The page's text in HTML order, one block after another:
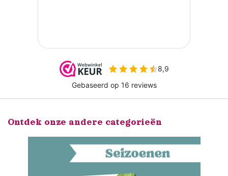
Ontdek onze andere categorieën